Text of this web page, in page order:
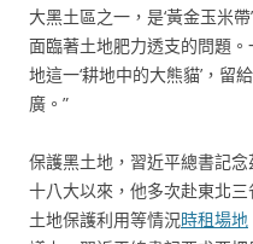
大黑土區之一，是‘黃金玉米
面臨著土地肥力透支的問題
地這一‘耕地中的大熊貓’，留
廣。”
保護黑土地，習近平總書記
十八大以來，他多次赴東北
土地保護利用等情況時租場地